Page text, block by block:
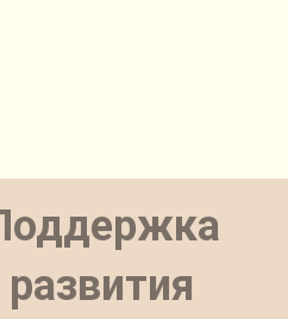
развития